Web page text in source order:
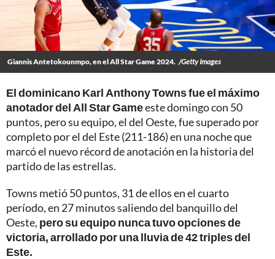
Giannis Antetokounmpo, en el All Star Game 2024. /Getty Images
El dominicano Karl Anthony Towns fue el máximo
anotador del All Star Gameeste domingo con 50
puntos, pero su equipo, el del Oeste, fue superado por
completo por el del Este (211-186) en una noche que
marcó el nuevo récord de anotación en la historia del
partido de las estrellas.
Towns metió 50 puntos, 31 de ellos en el cuarto
período, en 27 minutos saliendo del banquillo del
Oeste, pero su equipo nunca tuvo opciones de
victoria, arrollado por una lluvia de 42 triples del
Este.